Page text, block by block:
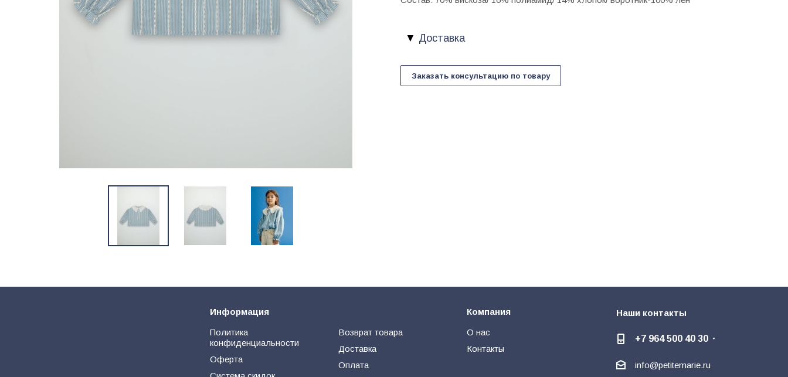
Доставка
Заказать консультацию по товару
Информация
Политика
конфиденциальности
Оферта
Возврат товара
Доставка
Оплата
Компания
О нас
Контакты
Наши контакты
+7 964 500 40 30
info@petitemarie.ru